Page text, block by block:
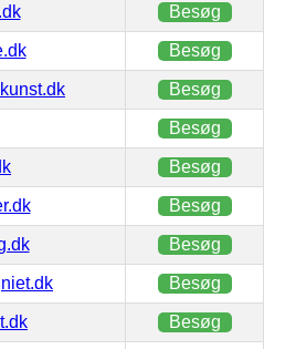
Besøg
Besøg
Besøg
Besøg
Besøg
Besøg
Besøg
Besøg
Besøg